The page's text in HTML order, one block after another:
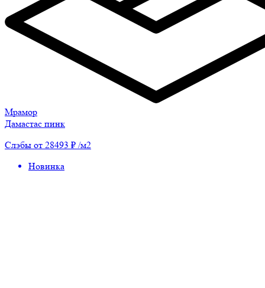
Мрамор
Дамастас пинк
Слэбы от 28493 ₽ /м2
Новинка